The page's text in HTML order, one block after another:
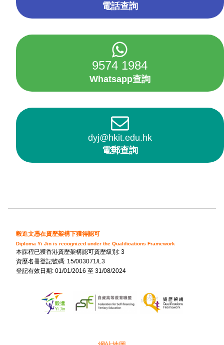
電話查詢
9574 1984
Whatsapp查詢
dyj@hkit.edu.hk
電郵查詢
毅進文憑在資歷架構下獲得認可
Diploma Yi Jin is recognized under the Qualifications Framework
本課程已獲香港資歷架構認可資歷級別: 3
資歷名冊登記號碼: 15/003071/L3
登記有效日期: 01/01/2016 至 31/08/2024